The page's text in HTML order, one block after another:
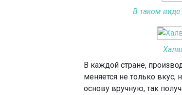
В таком виде
В каждой стране,
меняется не только
основу вручную, так